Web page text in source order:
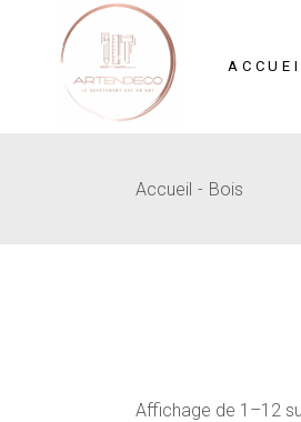
Accueil Bois
Affichage de 1–12